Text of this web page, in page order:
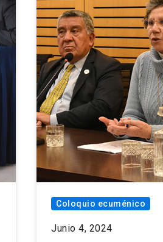
Coloquio ecuménico
Junio 4, 2024